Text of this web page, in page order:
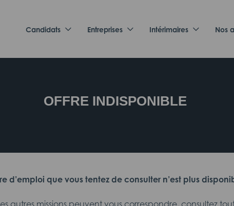
Candidats Entreprises Intérimaires Nos
OFFRE INDISPONIBLE
d’emploi que vous tentez de consulter n’est plus
autres missions peuvent vous correspondre, consultez